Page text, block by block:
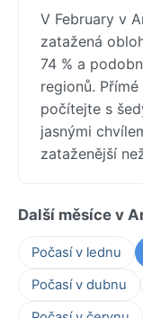
V February v
zatažená
74 % a
regionů.
počítejte s
jasnými
zataženější
Další měsíce v
Počasí v lednu
Počasí v dubnu